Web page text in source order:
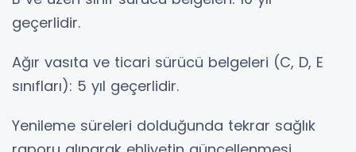
geçerlidir.
Ağır vasıta ve ticari sürücü belgeleri (C, D, E
sınıfları): 5 yıl geçerlidir.
Yenileme süreleri dolduğunda tekrar sağlık